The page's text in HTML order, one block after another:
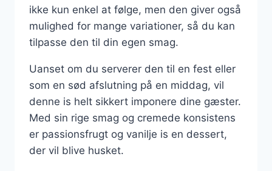
ikke kun enkel at følge, men den giver også
mulighed for mange variationer, så du kan
tilpasse den til din egen smag.
Uanset om du serverer den til en fest eller
som en sød afslutning på en middag, vil
denne is helt sikkert imponere dine gæster.
Med sin rige smag og cremede konsistens
er passionsfrugt og vanilje is en dessert,
der vil blive husket.